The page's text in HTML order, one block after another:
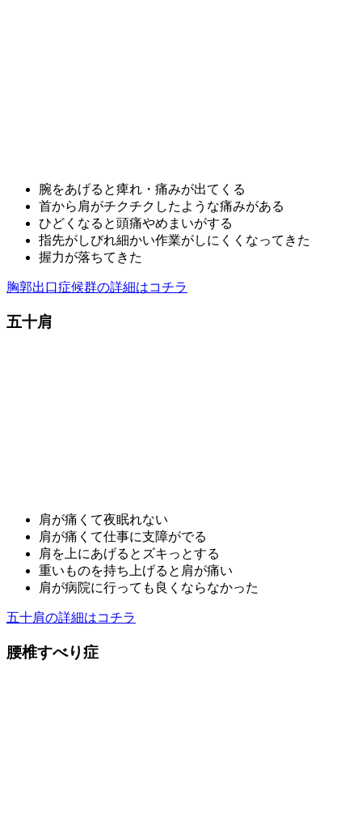
腕をあげると痺れ・痛みが出てくる
首から肩がチクチクしたような痛みがある
ひどくなると頭痛やめまいがする
指先がしびれ細かい作業がしにくくなってきた
握力が落ちてきた
胸郭出口症候群の詳細はコチラ
五十肩
肩が痛くて夜眠れない
肩が痛くて仕事に支障がでる
肩を上にあげるとズキっとする
重いものを持ち上げると肩が痛い
肩が病院に行っても良くならなかった
五十肩の詳細はコチラ
腰椎すべり症